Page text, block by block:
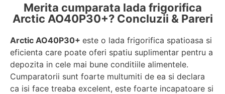
Merita cumparata lada frigorifica
Arctic AO40P30+? Concluzii & Pareri
Arctic AO40P30+ este o lada frigorifica spatioasa si
eficienta care poate oferi spatiu suplimentar pentru a
depozita in cele mai bune conditiile alimentele.
Cumparatorii sunt foarte multumiti de ea si declara
ca isi face treaba excelent, este foarte incapatoare si